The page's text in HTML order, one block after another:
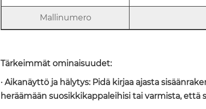
Mallinumero
Tärkeimmät ominaisuudet:
· Aikanäyttö ja hälytys: Pidä kirjaa ajasta
heräämään suosikkikappaleihisi tai varmista,